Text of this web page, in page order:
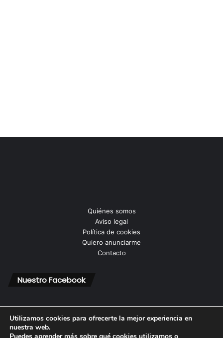
Quiénes somos
Aviso legal
Política de cookies
Quiero anunciarme
Contacto
Nuestro Facebook
Utilizamos cookies para ofrecerte la mejor experiencia en
nuestra web.